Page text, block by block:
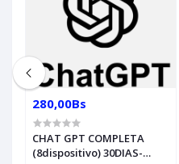
280,00Bs
CHAT GPT COMPLETA
(8dispositivo) 30DIAS-